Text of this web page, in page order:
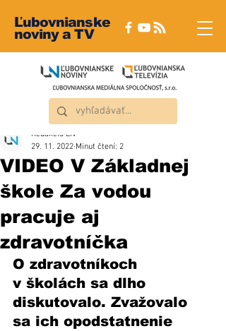
Ľubovnianske
noviny a TV
VIDEO V Základnej
škole Za vodou
pracuje aj
zdravotníčka
Redakcia ĽN
29. 11. 2022 Minut čtení: 2
O zdravotníkoch
v školách sa dlho
diskutovalo. Zvažovalo
sa ich opodstatnenie